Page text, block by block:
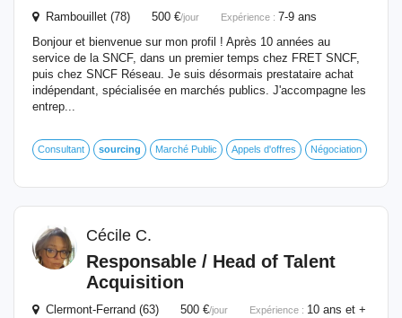
Rambouillet (78) 500 €/jour Expérience : 7-9 ans
Bonjour et bienvenue sur mon profil ! Après 10 années au
service de la SNCF, dans un premier temps chez FRET SNCF,
puis chez SNCF Réseau. Je suis désormais prestataire achat
indépendant, spécialisée en marchés publics. J'accompagne les
entrep...
Consultant sourcing Marché Public Appels d'offres Négociation
Cécile C.
Responsable / Head of Talent
Acquisition
Clermont-Ferrand (63) 500 €/jour Expérience : 10 ans et +